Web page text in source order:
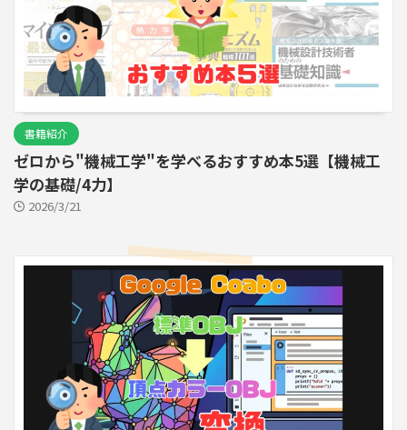
書籍紹介
ゼロから"機械工学"を学べるおすすめ本5選【機械工
学の基礎/4力】
2026/3/21